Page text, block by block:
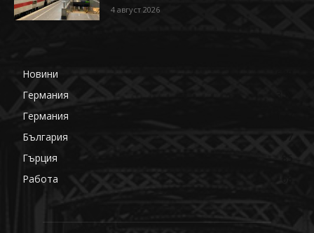
4 август 2026
Новини
Германия
Германия
България
Гърция
Работа